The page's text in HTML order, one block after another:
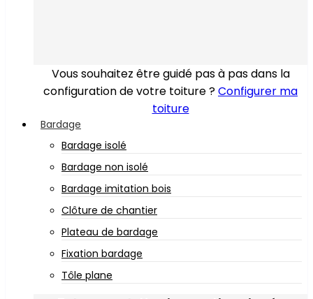
Vous souhaitez être guidé pas à pas dans la
configuration de votre toiture ?Configurer ma
toiture
Bardage
Bardage isolé
Bardage non isolé
Bardage imitation bois
Clôture de chantier
Plateau de bardage
Fixation bardage
Tôle plane